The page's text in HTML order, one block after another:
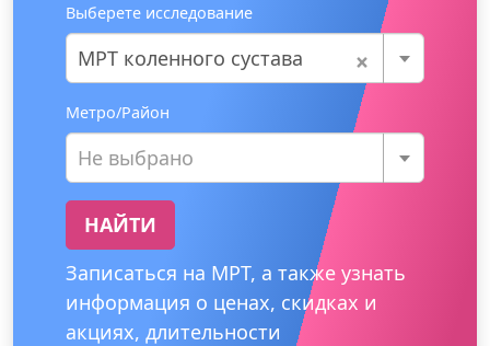
Выберете исследование
×
МРТ коленного сустава
Метро/Район
Не выбрано
НАЙТИ
Записаться на МРТ, а также узнать
информация о ценах, скидках и
акциях, длительности